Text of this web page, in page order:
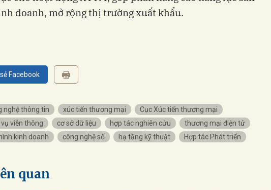
doanh, mở rộng thị trường xuất khẩu.
Facebook
nghệ thông tin xúc tiến thương mại
Cục Xúc tiến thương mại
viễn thông
cơ sở dữ liệu hợp tác nghiên cứu
thương mại điện tử
kinh doanh
công nghệ số hạ tầng kỹ thuật Hợp tác Phát triển
quan